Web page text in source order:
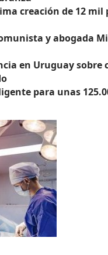
creación de 12
y abogada
en Uruguay
para unas